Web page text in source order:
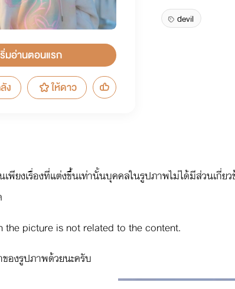
ริ่มอ่านตอนแรก
ง
ให้ดาว
devil
เพียงเรื่องที่แต่งขึ้นเท่านั้นบุคคลในรูปภาพไม่ได้มีส่วนเกี่ย
the picture is not related to the content.
องรูปภาพด้วยนะครับ